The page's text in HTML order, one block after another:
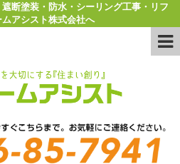
断塗装・防水・シーリング工事・リフ
ムアシスト株式会社へ